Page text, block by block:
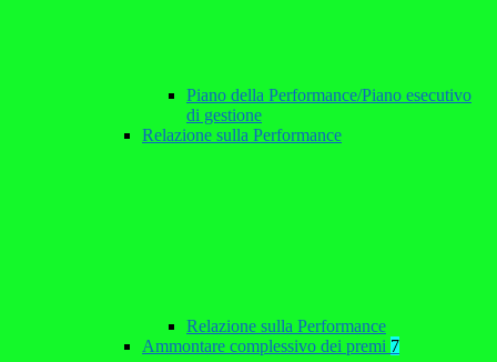
Piano della Performance/Piano esecutivo
di gestione
Relazione sulla Performance
Relazione sulla Performance
Ammontare complessivo dei premi 7